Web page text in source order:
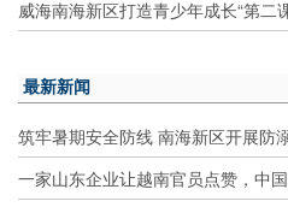
威海南海新区打造青少年成长“第二
最新新闻
筑牢暑期安全防线 南海新区开展防
一家山东企业让越南官员点赞，中